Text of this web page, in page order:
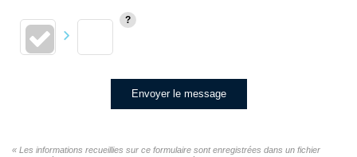
Envoyer le message
« Les informations recueillies sur ce formulaire sont enregistrées dans un fichier